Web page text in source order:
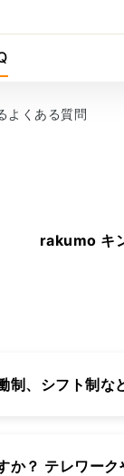
よくある質問
rakumo キ
制、シフト制
か？ テレワー